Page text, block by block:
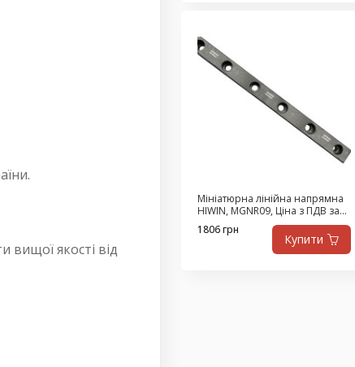
якості від
Мініатюрна лінійна напрямна
HIWIN, MGNR09, Ціна з ПДВ за
292 мм
1806 грн
Купити